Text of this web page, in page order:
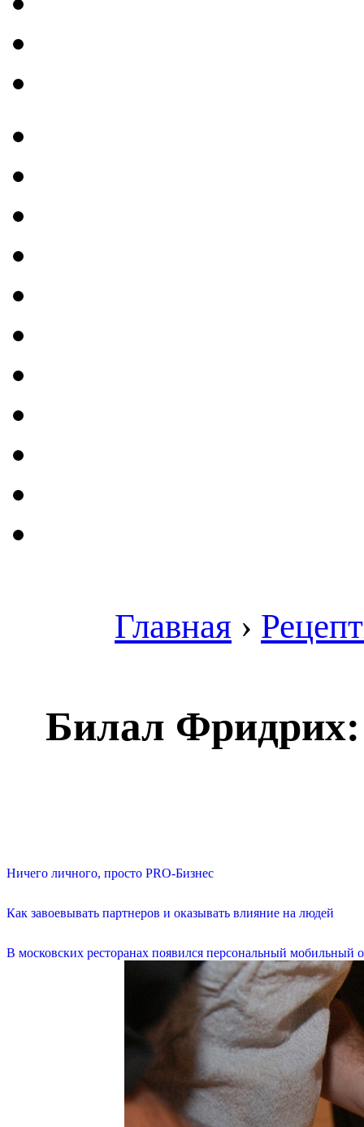
Главная ›
Билал Фридрих:
Ничего личного, просто PRO-Бизнес
Как завоевывать партнеров и оказывать влияние на людей
В московских ресторанах появился персональный мобильный